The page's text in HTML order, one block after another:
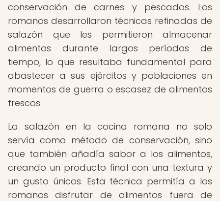
conservación de carnes y pescados. Los
romanos desarrollaron técnicas refinadas de
salazón que les permitieron almacenar
alimentos durante largos períodos de
tiempo, lo que resultaba fundamental para
abastecer a sus ejércitos y poblaciones en
momentos de guerra o escasez de alimentos
frescos.
La salazón en la cocina romana no solo
servía como método de conservación, sino
que también añadía sabor a los alimentos,
creando un producto final con una textura y
un gusto únicos. Esta técnica permitía a los
romanos disfrutar de alimentos fuera de